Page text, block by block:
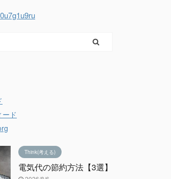
ード
Think(考える)
電気代の節約方法【3選】